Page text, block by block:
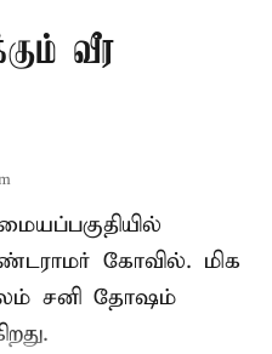
வீர
கோவில். மிக
சனி தோஷம்